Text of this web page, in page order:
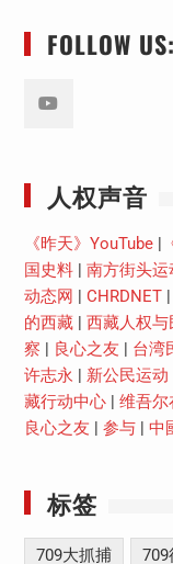
FOLLOW US:
人权声音
《昨天》YouTube|
国史料| 南方街头运
动态网
CHRDNET|
的西藏| 西藏人权与
察
良心之友 台湾
许志永
新公民运动
藏行动中心| 维吾尔
良心之友
参与| 中
标签
709大抓捕 709